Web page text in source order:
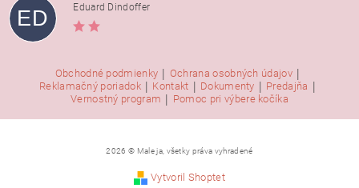
ED Eduard Dindoffer
Obchodné podmienky | Ochrana osobných údajov |
Reklamačný poriadok | Kontakt | Dokumenty | Predajňa |
Vernostný program | Pomoc pri výbere kočíka
2026 © Male ja, všetky práva vyhradené
Vytvoril Shoptet